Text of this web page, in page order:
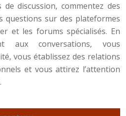
discussion, commentez des
questions sur des plateformes
et les forums spécialisés. En
aux conversations, vous
vous établissez des relations
et vous attirez l’attention